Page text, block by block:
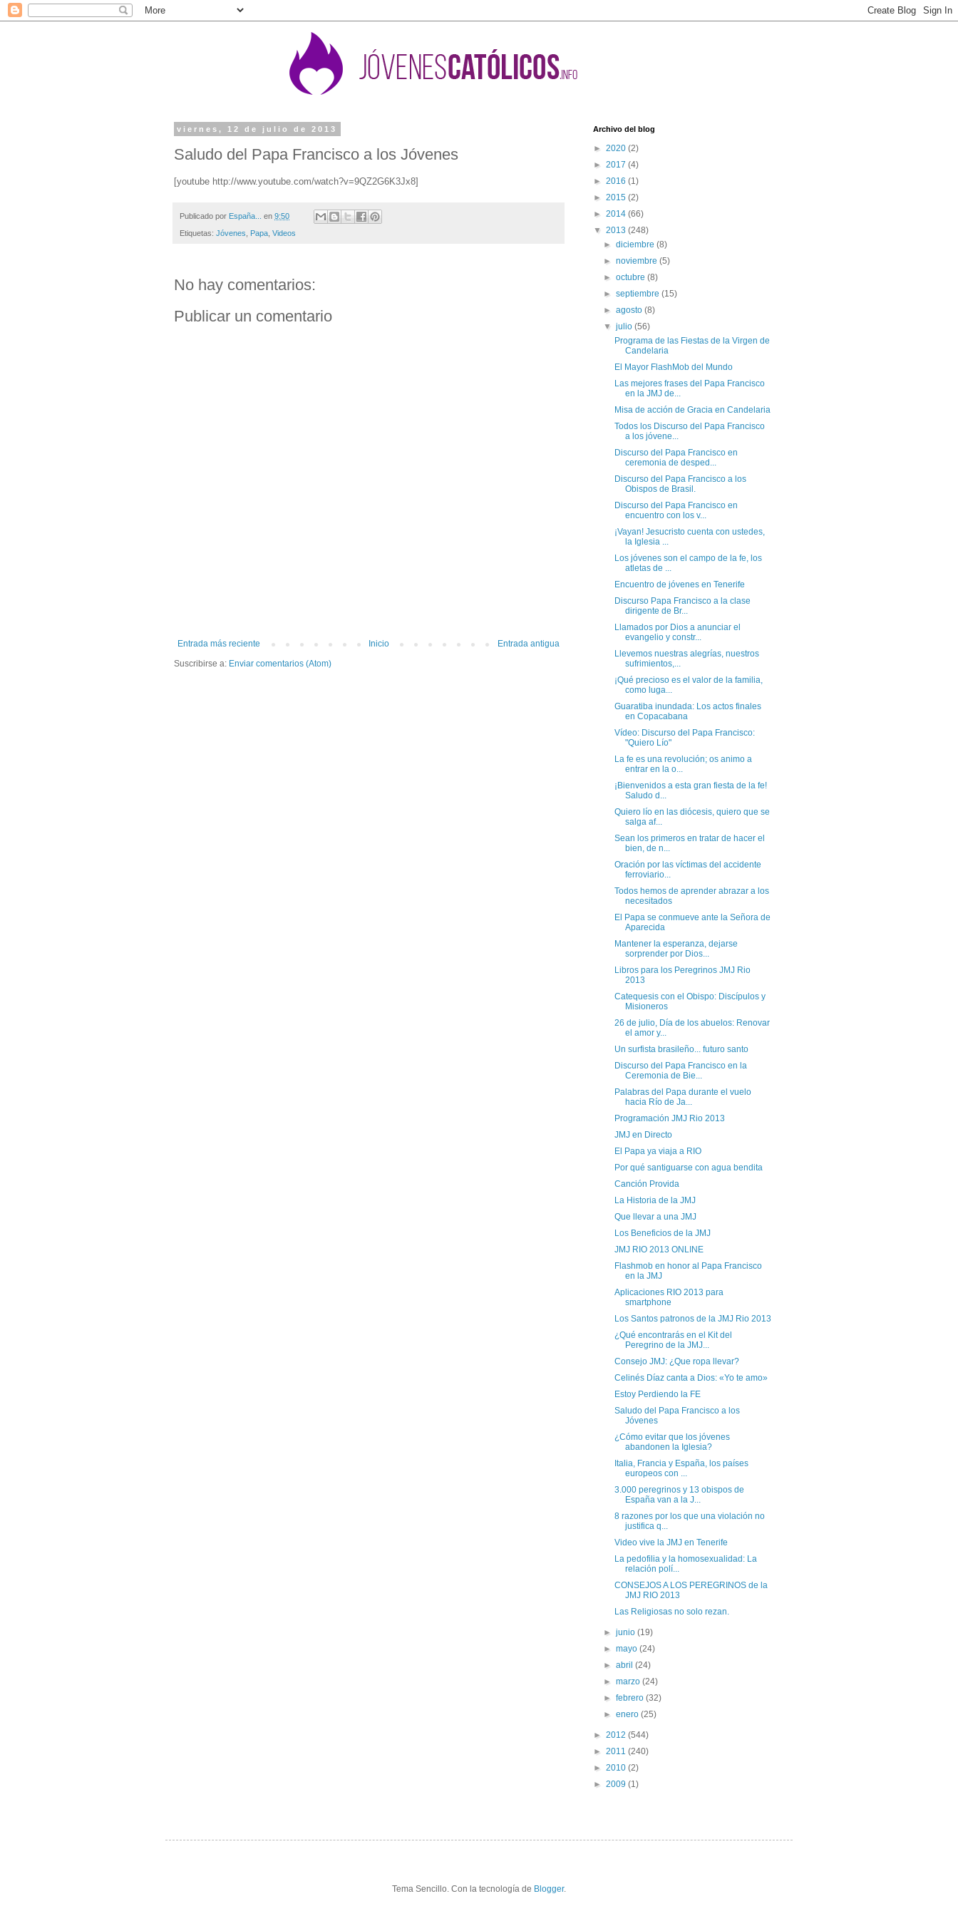
viernes, 12 de julio de 2013
Saludo del Papa Francisco a los Jóvenes
[youtube http://www.youtube.com/watch?v=9QZ2G6K3Jx8]
Publicado por España... en 9:50
Etiquetas: Jóvenes Papa Videos
No hay comentarios:
Publicar un comentario
Entrada más reciente Entrada antigua
Inicio
Suscribirse a: Enviar comentarios (Atom)
Archivo del blog
► 2020 (2)
► 2017 (4)
► 2016 (1)
► 2015 (2)
► 2014 (66)
▼ 2013 (248)
►diciembre(8)
►noviembre(5)
►octubre(8)
►septiembre(15)
►agosto(8)
▼julio(56)
Programa de las Fiestas de la Virgen de
Candelaria
El Mayor FlashMob del Mundo
Las mejores frases del Papa Francisco
en la JMJ de...
Misa de acción de Gracia en Candelaria
Todos los Discurso del Papa Francisco
a los jóvene...
Discurso del Papa Francisco en
ceremonia de desped...
Discurso del Papa Francisco a los
Obispos de Brasil.
Discurso del Papa Francisco en
encuentro con los v...
¡Vayan! Jesucristo cuenta con ustedes,
la Iglesia ...
Los jóvenes son el campo de la fe, los
atletas de ...
Encuentro de jóvenes en Tenerife
Discurso Papa Francisco a la clase
dirigente de Br...
Llamados por Dios a anunciar el
evangelio y constr...
Llevemos nuestras alegrías, nuestros
sufrimientos,...
¡Qué precioso es el valor de la familia,
como luga...
Guaratiba inundada: Los actos finales
en Copacabana
Vídeo: Discurso del Papa Francisco:
"Quiero Lío"
La fe es una revolución; os animo a
entrar en la o...
¡Bienvenidos a esta gran fiesta de la fe!
Saludo d...
Quiero lío en las diócesis, quiero que se
salga af...
Sean los primeros en tratar de hacer el
bien, de n...
Oración por las víctimas del accidente
ferroviario...
Todos hemos de aprender abrazar a los
necesitados
El Papa se conmueve ante la Señora de
Aparecida
Mantener la esperanza, dejarse
sorprender por Dios...
Libros para los Peregrinos JMJ Rio
2013
Catequesis con el Obispo: Discípulos y
Misioneros
26 de julio, Día de los abuelos: Renovar
el amor y...
Un surfista brasileño... futuro santo
Discurso del Papa Francisco en la
Ceremonia de Bie...
Palabras del Papa durante el vuelo
hacia Río de Ja...
Programación JMJ Rio 2013
JMJ en Directo
El Papa ya viaja a RIO
Por qué santiguarse con agua bendita
Canción Provida
La Historia de la JMJ
Que llevar a una JMJ
Los Beneficios de la JMJ
JMJ RIO 2013 ONLINE
Flashmob en honor al Papa Francisco
en la JMJ
Aplicaciones RIO 2013 para
smartphone
Los Santos patronos de la JMJ Rio 2013
¿Qué encontrarás en el Kit del
Peregrino de la JMJ...
Consejo JMJ: ¿Que ropa llevar?
Celinés Díaz canta a Dios: «Yo te amo»
Estoy Perdiendo la FE
Saludo del Papa Francisco a los
Jóvenes
¿Cómo evitar que los jóvenes
abandonen la Iglesia?
Italia, Francia y España, los países
europeos con ...
3.000 peregrinos y 13 obispos de
España van a la J...
8 razones por los que una violación no
justifica q...
Video vive la JMJ en Tenerife
La pedofilia y la homosexualidad: La
relación polí...
CONSEJOS A LOS PEREGRINOS de la
JMJ RIO 2013
Las Religiosas no solo rezan.
►junio(19)
►mayo(24)
►abril(24)
►marzo(24)
►febrero(32)
►enero(25)
► 2012 (544)
► 2011 (240)
► 2010 (2)
► 2009 (1)
Tema Sencillo. Con la tecnología de Blogger.